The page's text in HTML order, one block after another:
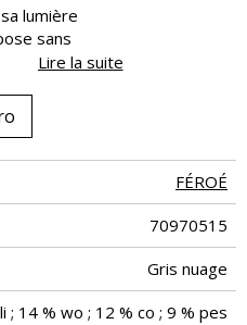
lumière
sans
de bleu
à
Lire la suite
FÉROÉ
70970515
Gris nuage
; 14 % wo ; 12 % co ; 9 % pes